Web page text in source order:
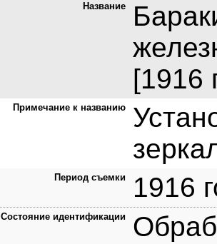
Название
[1916
Примечание к названию
Период съемки 1916
Состояние идентификации